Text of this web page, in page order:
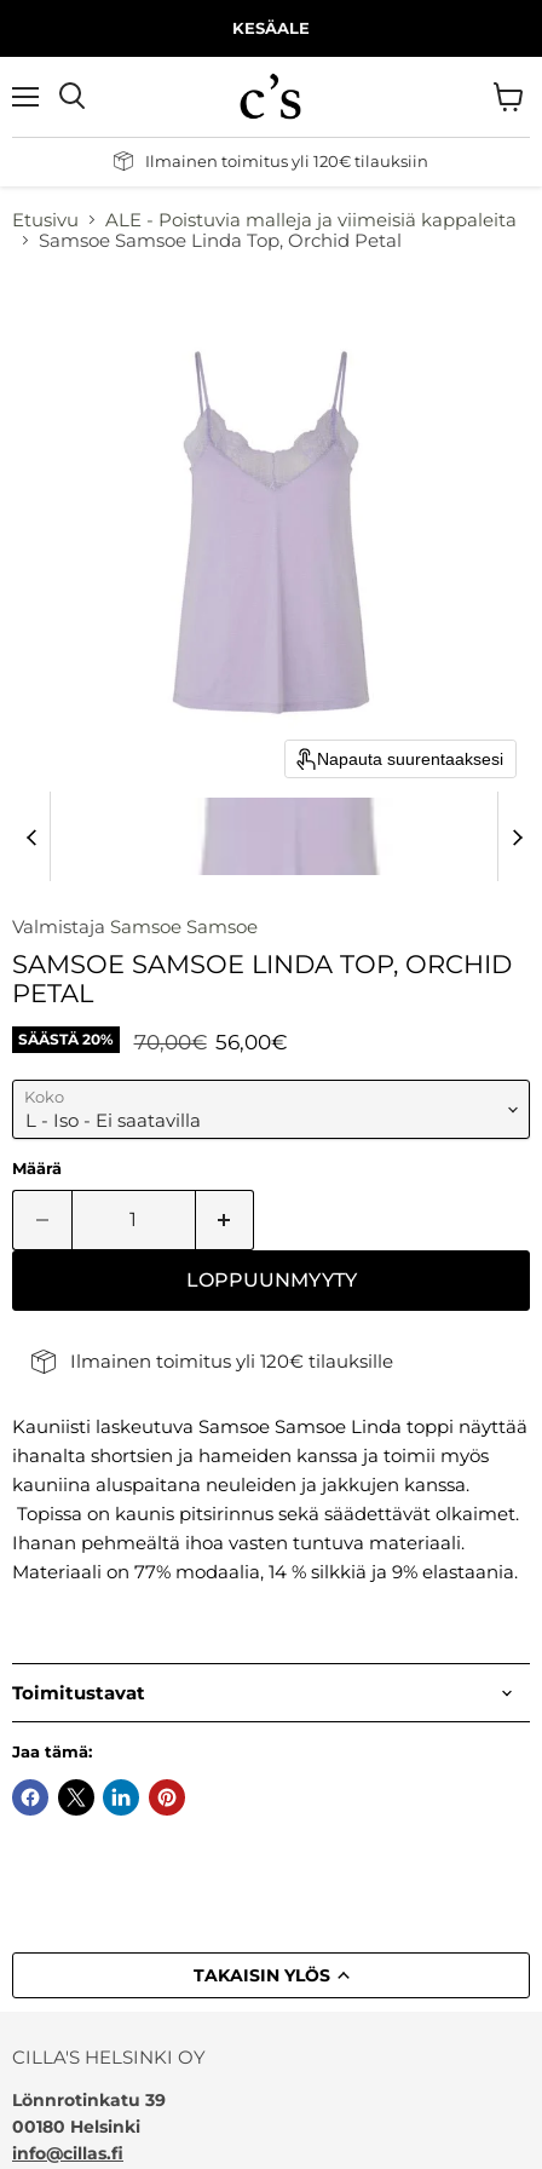
KESÄALE
Ilmainen toimitus yli 120€ tilauksiin
Etusivu
ALE - Poistuvia malleja ja viimeisiä kappaleita
Samsoe Samsoe Linda Top, Orchid Petal
Napauta suurentaaksesi
Valmistaja Samsoe Samsoe
SAMSOE SAMSOE LINDA TOP, ORCHID
PETAL
SÄÄSTÄ20% Alkuperäinen hinta
70,00€ Nykyinen hinta
56,00€
Koko
Määrä
LOPPUUNMYYTY
Ilmainen toimitus yli 120€ tilauksille
Kauniisti laskeutuva Samsoe Samsoe Linda toppi näyttää
ihanalta shortsien ja hameiden kanssa ja toimii myös
kauniina aluspaitana neuleiden ja jakkujen kanssa.
Topissa on kaunis pitsirinnus sekä säädettävät olkaimet.
Ihanan pehmeältä ihoa vasten tuntuva materiaali.
Materiaali on 77% modaalia, 14 % silkkiä ja 9% elastaania.
Toimitustavat
Jaa tämä:
TAKAISIN YLÖS
CILLA'S HELSINKI OY
Lönnrotinkatu 39
00180 Helsinki
info@cillas.fi